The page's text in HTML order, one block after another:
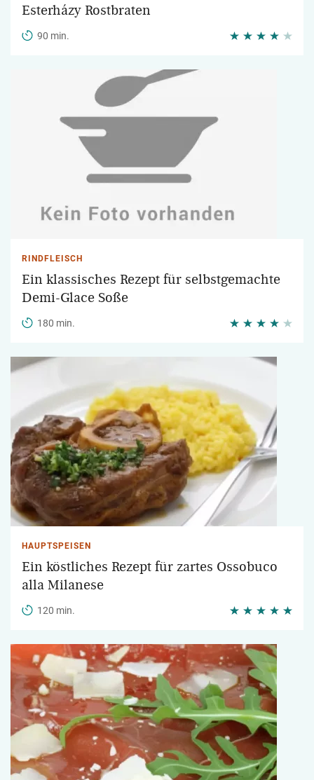
Esterházy Rostbraten
90 min.
RINDFLEISCH
Ein klassisches Rezept für selbstgemachte
Demi-Glace Soße
180 min.
HAUPTSPEISEN
Ein köstliches Rezept für zartes Ossobuco
alla Milanese
120 min.